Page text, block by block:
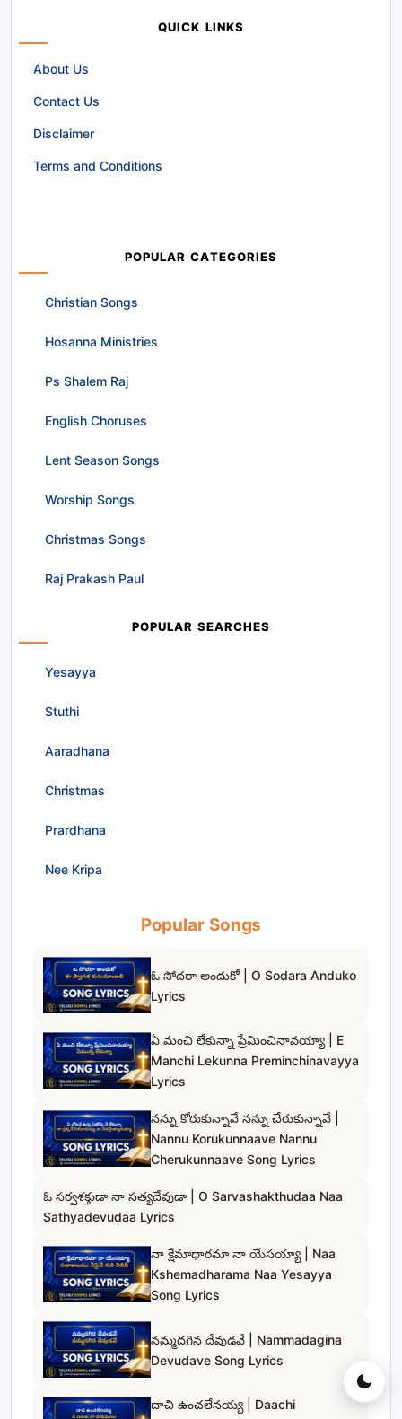
QUICK LINKS
About Us
Contact Us
Disclaimer
Terms and Conditions
POPULAR CATEGORIES
Christian Songs
Hosanna Ministries
Ps Shalem Raj
English Choruses
Lent Season Songs
Worship Songs
Christmas Songs
Raj Prakash Paul
POPULAR SEARCHES
Yesayya
Stuthi
Aaradhana
Christmas
Prardhana
Nee Kripa
Popular Songs
ఓ సోదరా అందుకో | O Sodara Anduko
Lyrics
ఏ మంచి లేకున్నా ప్రేమించినావయ్యా | E
Manchi Lekunna Preminchinavayya
Lyrics
నన్ను కోరుకున్నావే నన్ను చేరుకున్నావే |
Nannu Korukunnaave Nannu
Cherukunnaave Song Lyrics
ఓ సర్వశక్తుడా నా సత్యదేవుడా | O Sarvashakthudaa Naa
Sathyadevudaa Lyrics
నా క్షేమాధారమా నా యేసయ్యా | Naa
Kshemadharama Naa Yesayya
Song Lyrics
నమ్మదగిన దేవుడవే | Nammadagina
Devudave Song Lyrics
దాచి ఉంచలేనయ్య | Daachi